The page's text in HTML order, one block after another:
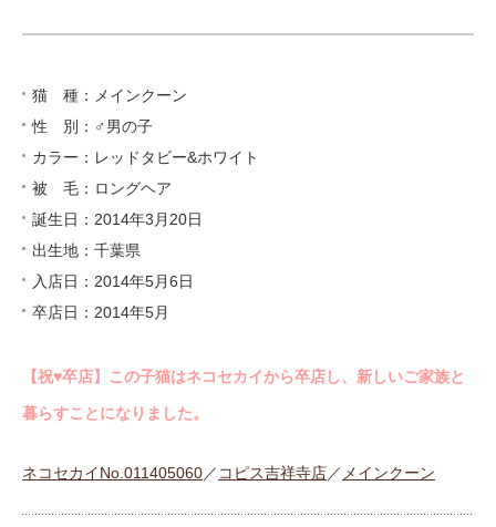
猫 種：メインクーン
性 別：♂男の子
カラー：レッドタビー&ホワイト
被 毛：ロングヘア
誕生日：2014年3月20日
出生地：千葉県
入店日：2014年5月6日
卒店日：2014年5月
【祝♥︎卒店】この子猫はネコセカイから卒店し、新しいご家族と
暮らすことになりました。
ネコセカイNo.011405060／ コピス吉祥寺店／ メインクーン